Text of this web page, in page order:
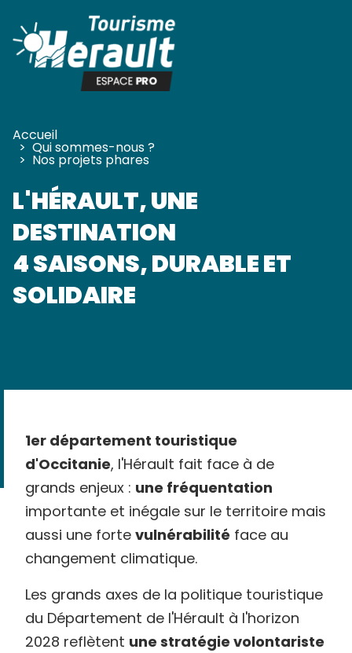
Accueil
> Qui sommes-nous ?
> Nos projets phares
L'HÉRAULT, UNE
DESTINATION
4 SAISONS, DURABLE ET
SOLIDAIRE
1er département touristique
d'Occitanie, l'Hérault fait face à de
grands enjeux : une fréquentation
importante et inégale sur le territoire mais
aussi une forte vulnérabilité face au
changement climatique.
Les grands axes de la politique touristique
du Département de l'Hérault à l'horizon
2028 reflètent une stratégie volontariste